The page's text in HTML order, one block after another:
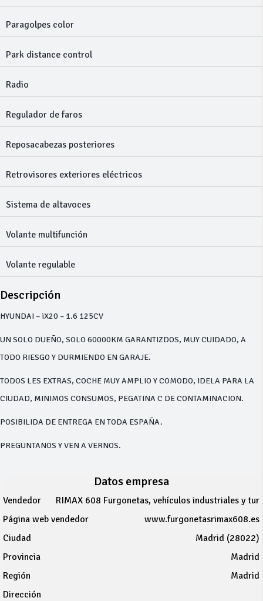
Paragolpes color
Park distance control
Radio
Regulador de faros
Reposacabezas posteriores
Retrovisores exteriores eléctricos
Sistema de altavoces
Volante multifunción
Volante regulable
Descripción
HYUNDAI – iX20 – 1.6 125CV
UN SOLO DUEÑO, SOLO 60000KM GARANTIZDOS, MUY CUIDADO, A
TODO RIESGO Y DURMIENDO EN GARAJE.
TODOS LES EXTRAS, COCHE MUY AMPLIO Y COMODO, IDELA PARA LA
CIUDAD, MINIMOS CONSUMOS, PEGATINA C DE CONTAMINACION.
POSIBILIDA DE ENTREGA EN TODA ESPAÑA.
PREGUNTANOS Y VEN A VERNOS.
Datos empresa
Vendedor
RIMAX 608 Furgonetas, vehículos industriales y tur
Página web vendedor
www.furgonetasrimax608.es
Ciudad
Madrid (28022)
Provincia
Madrid
Región
Madrid
Dirección